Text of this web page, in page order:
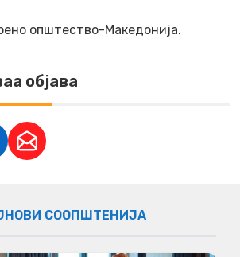
општество-Македонија.
објава
СООПШТЕНИЈА